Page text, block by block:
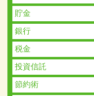
貯金
銀行
税金
投資信託
節約術